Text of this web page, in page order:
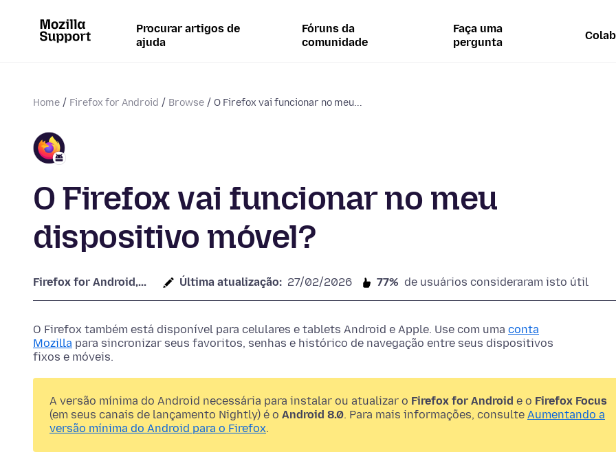
Procurar artigos de
ajuda
Fóruns da
comunidade
Faça uma
pergunta
Home Firefox for Android Browse O Firefox vai funcionar no meu...
O Firefox vai funcionar no meu
dispositivo móvel?
Firefox for Android,... Última atualização: 27/02/2026 77% de usuários consideraram isto útil
O Firefox também está disponível para celulares e tablets Android e Apple. Use com uma conta
Mozilla para sincronizar seus favoritos, senhas e histórico de navegação entre seus dispositivos
fixos e móveis.
A versão mínima do Android necessária para instalar ou atualizar o Firefox for Android e o Firefox Focus
(em seus canais de lançamento Nightly) é o Android 8.0. Para mais informações, consulte Aumentando a
versão mínima do Android para o Firefox.